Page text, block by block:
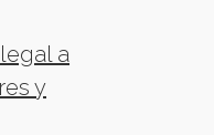
a
y